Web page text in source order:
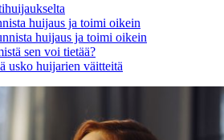
huijaus ja toimi oikein
huijaus ja toimi oikein
sen voi tietää?
usko huijarien väitteitä